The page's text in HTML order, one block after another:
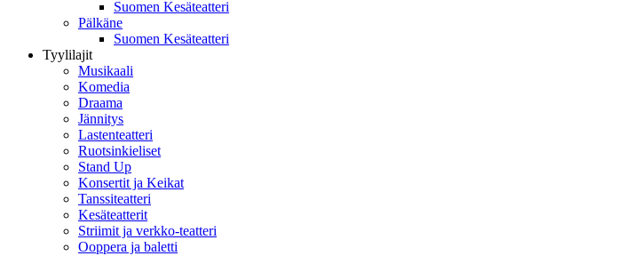
Suomen Kesäteatteri
Pälkäne
Suomen Kesäteatteri
Tyylilajit
Musikaali
Komedia
Draama
Jännitys
Lastenteatteri
Ruotsinkieliset
Stand Up
Konsertit ja Keikat
Tanssiteatteri
Kesäteatterit
Striimit ja verkko-teatteri
Ooppera ja baletti